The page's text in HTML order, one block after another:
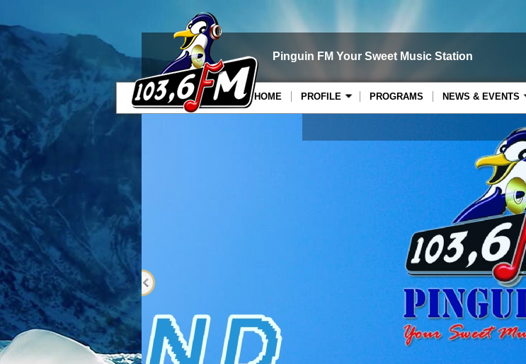
Pinguin FM Your Sweet Music Station
NEWS & EVENTS
PROGRAMS
PROFILE
HOME